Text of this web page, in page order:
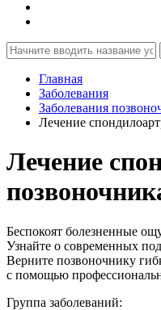
Главная
Заболевания
Заболевания
Лечение
Лечение
Беспокоят болезненные
Узнайте о современных
Верните позвоночнику
с помощью
Группа заболеваний: